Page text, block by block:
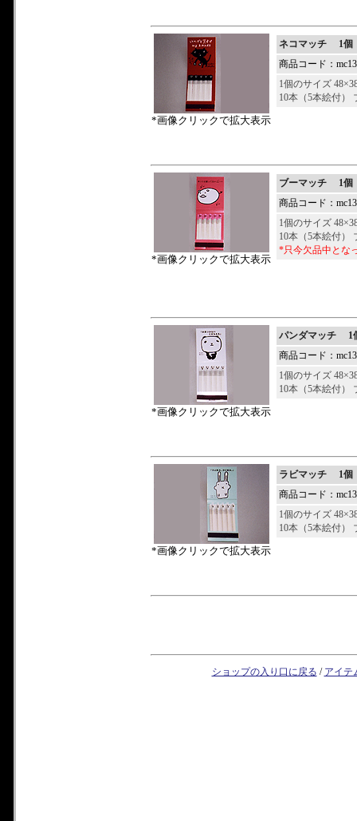
*画像クリックで拡大表示
ネコマッチ 1個
商品コード：
1個のサイズ
10本（5本絵付）
*画像クリックで拡大表示
ブーマッチ 1個
商品コード：
1個のサイズ
10本（5本絵付）
*只今欠品中とな
*画像クリックで拡大表示
パンダマッチ 1
商品コード：
1個のサイズ
10本（5本絵付）
*画像クリックで拡大表示
ラビマッチ 1個
商品コード：
1個のサイズ
10本（5本絵付）
ショップの入り口に戻る / アイテ